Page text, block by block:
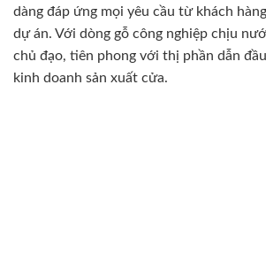
dàng đáp ứng mọi yêu cầu từ khách
dự án. Với dòng gỗ công nghiệp chịu
chủ đạo, tiên phong với thị phần dẫn
kinh doanh sản xuất cửa.